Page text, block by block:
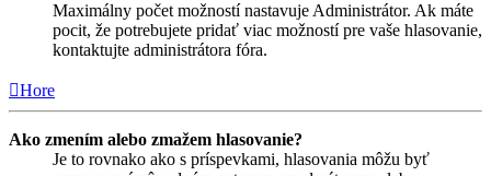
Maximálny počet možností nastavuje Administrátor. Ak máte
pocit, že potrebujete pridať viac možností pre vaše hlasovanie,
kontaktujte administrátora fóra.
Hore
Ako zmením alebo zmažem hlasovanie?
Je to rovnako ako s príspevkami, hlasovania môžu byť